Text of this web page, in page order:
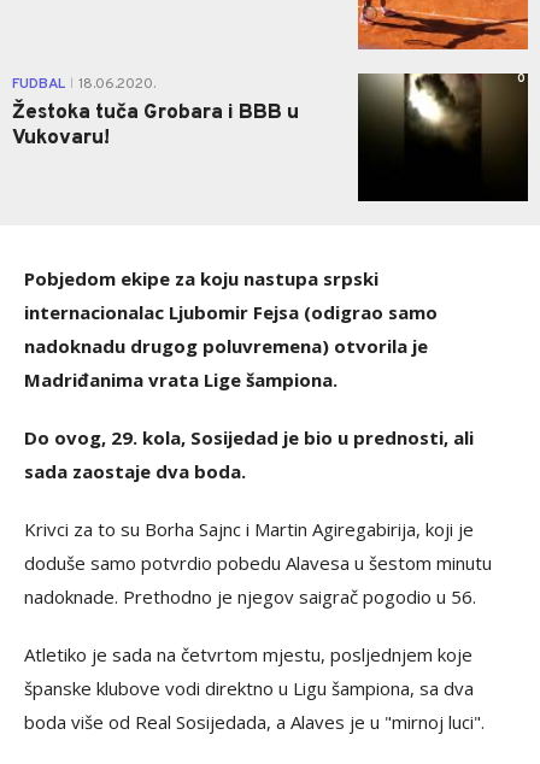
FUDBAL 18.06.2020.
Žestoka tuča Grobara i BBB u
Vukovaru!
0
Pobjedom ekipe za koju nastupa srpski
internacionalac Ljubomir Fejsa (odigrao samo
nadoknadu drugog poluvremena) otvorila je
Madriđanima vrata Lige šampiona.
Do ovog, 29. kola, Sosijedad je bio u prednosti, ali
sada zaostaje dva boda.
Krivci za to su Borha Sajnc i Martin Agiregabirija, koji je
doduše samo potvrdio pobedu Alavesa u šestom minutu
nadoknade. Prethodno je njegov saigrač pogodio u 56.
Atletiko je sada na četvrtom mjestu, posljednjem koje
španske klubove vodi direktno u Ligu šampiona, sa dva
boda više od Real Sosijedada, a Alaves je u "mirnoj luci".